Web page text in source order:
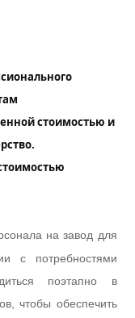
стоимостью и
на завод для
с потребностями
поэтапно в
чтобы обеспечить